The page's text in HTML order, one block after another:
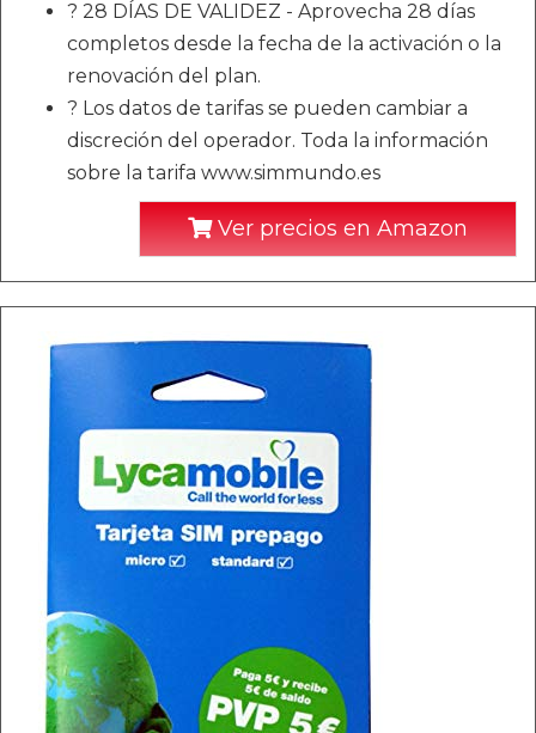
? 28 DÍAS DE VALIDEZ - Aprovecha 28 días
completos desde la fecha de la activación o la
renovación del plan.
? Los datos de tarifas se pueden cambiar a
discreción del operador. Toda la información
sobre la tarifa www.simmundo.es
Ver precios en Amazon